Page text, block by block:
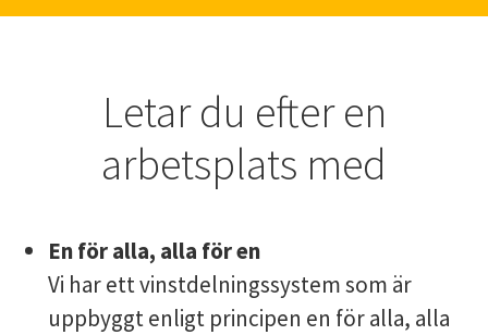
Letar du efter en
arbetsplats med
En för alla, alla för en
Vi har ett vinstdelningssystem som är
uppbyggt enligt principen en för alla, alla